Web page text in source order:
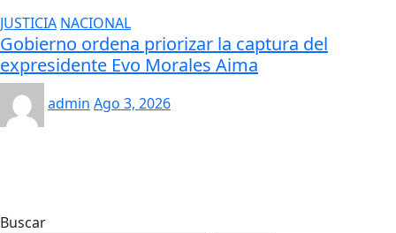
JUSTICIA NACIONAL
Gobierno ordena priorizar la captura del
expresidente Evo Morales Aima
admin Ago 3, 2026
Buscar